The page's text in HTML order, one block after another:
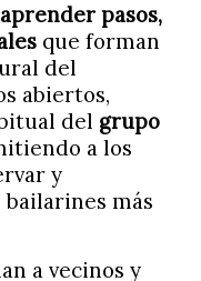
aprender pasos,
que forman
del
abiertos,
del grupo
a los
y
más
a vecinos y